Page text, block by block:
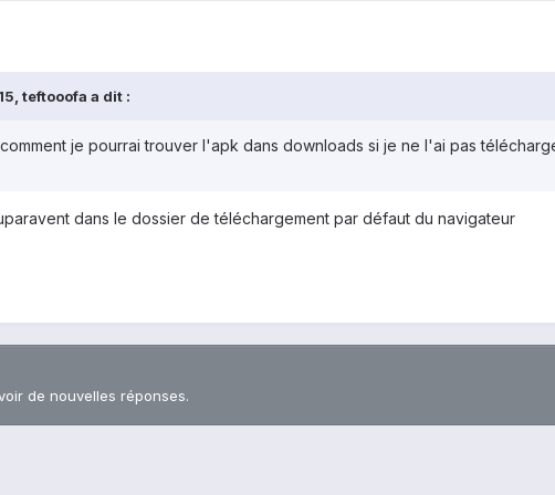
teftooofa a dit :
je pourrai trouver l'apk dans downloads si je ne l'ai pas
dans le dossier de téléchargement par défaut du navigateur
de nouvelles réponses.